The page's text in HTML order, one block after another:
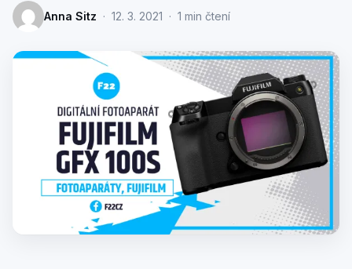
Anna Sitz · 12. 3. 2021 · 1 min čtení